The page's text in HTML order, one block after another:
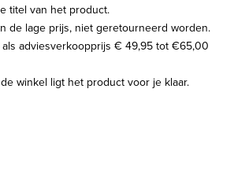
titel van het product.
de lage prijs, niet geretourneerd worden.
adviesverkoopprijs € 49,95 tot €65,00
winkel ligt het product voor je klaar.